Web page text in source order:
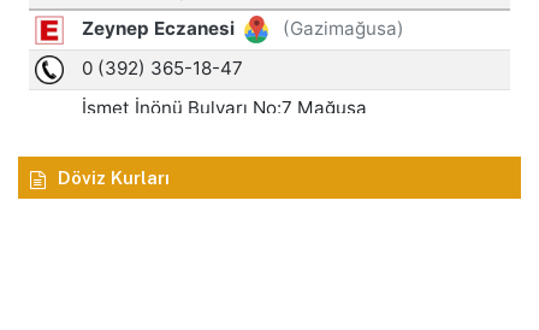
Döviz Kurları